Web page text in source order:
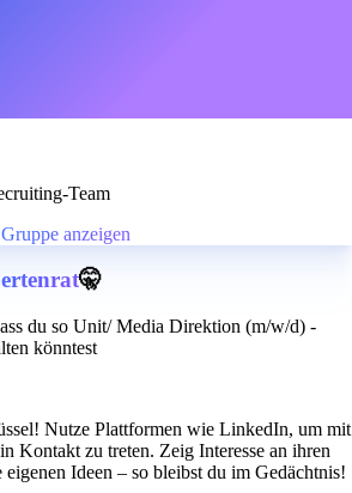
Team
anzeigen
🤫
du so Unit/ Media Direktion (m/w/d) -
könntest
Nutze Plattformen wie LinkedIn, um mit
Kontakt zu treten. Zeig Interesse an ihren
Ideen – so bleibst du im Gedächtnis!